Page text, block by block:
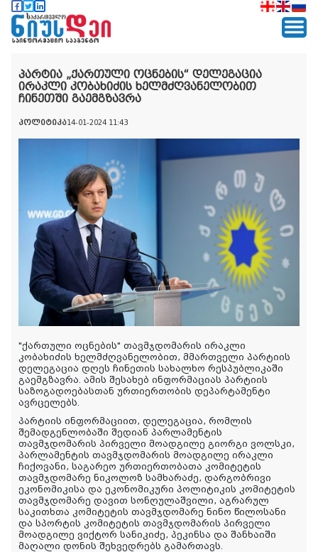
პარტია „ქართული ოცნების“ დელეგაცია
ირაკლი კობახიძის ხელმძღვანელობით
ჩინეთში გაემგზავრა
პოლიტიკა14-01-2024 11:43
"ქართული ოცნების" თავმჯდომარის ირაკლი
კობახიძის ხელმძღვანელობით, მმართველი პარტიის
დელეგაცია დღეს ჩინეთის სახალხო რესპუბლიკაში
გაემგზავრა. ამის შესახებ ინფორმაციას პარტიის
საზოგადოებასთან ურთიერთობის დეპარტამენტი
ავრცელებს.
პარტიის ინფორმაციით, დელეგაცია, რომლის
შემადგენლობაში შედიან პარლამენტის
თავმჯდომარის პირველი მოადგილე გიორგი ვოლსკი,
პარლამენტის თავმჯდომარის მოადგილე ირაკლი
ჩიქოვანი, საგარეო ურთიერთობათა კომიტეტის
თავმჯდომარე ნიკოლოზ სამხარაძე, დარგობრივი
ეკონომიკისა და ეკონომიკური პოლიტიკის კომიტეტის
თავმჯდომარე დავით სონღულაშვილი, აგრარულ
საკითხთა კომიტეტის თავმჯდომარე ნინო წილოსანი
და სპორტის კომიტეტის თავმჯდომარის პირველი
მოადგილე ვიქტორ სანიკიძე, პეკინსა და შანხაიში
მაღალი დონის შეხვედრებს გამართავს.